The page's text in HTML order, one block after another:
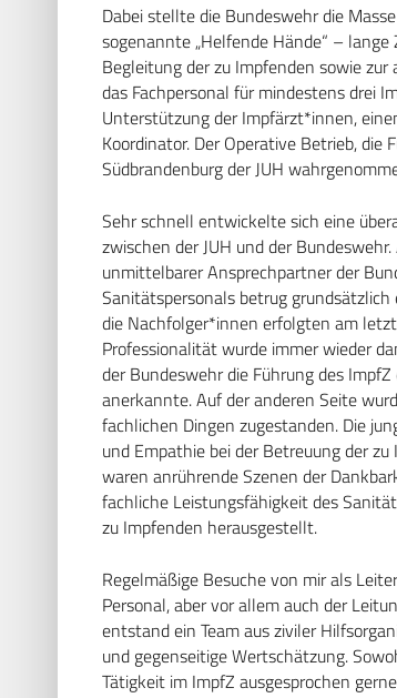
Dabei stellte die Bundeswehr die
sogenannte „Helfende Hände“ –
Begleitung der zu Impfenden sowie
das Fachpersonal für mindestens drei
Unterstützung der Impfärzt*innen,
Koordinator. Der Operative Betrieb,
Südbrandenburg der JUH
Sehr schnell entwickelte sich eine
zwischen der JUH und der
unmittelbarer Ansprechpartner der
Sanitätspersonals betrug
die Nachfolger*innen erfolgten am
Professionalität wurde immer wieder
der Bundeswehr die Führung des
anerkannte. Auf der anderen Seite
fachlichen Dingen zugestanden. Die
und Empathie bei der Betreuung der
waren anrührende Szenen der
fachliche Leistungsfähigkeit des
zu Impfenden herausgestellt.
Regelmäßige Besuche von mir als
Personal, aber vor allem auch der
entstand ein Team aus ziviler
und gegenseitige Wertschätzung.
Tätigkeit im ImpfZ ausgesprochen